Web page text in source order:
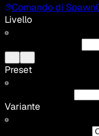
Comando di Spawn
Livello
Preset
Variante